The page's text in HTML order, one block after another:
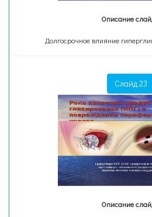
Описание
Долгосрочное влияние
Слайд 23
Описание